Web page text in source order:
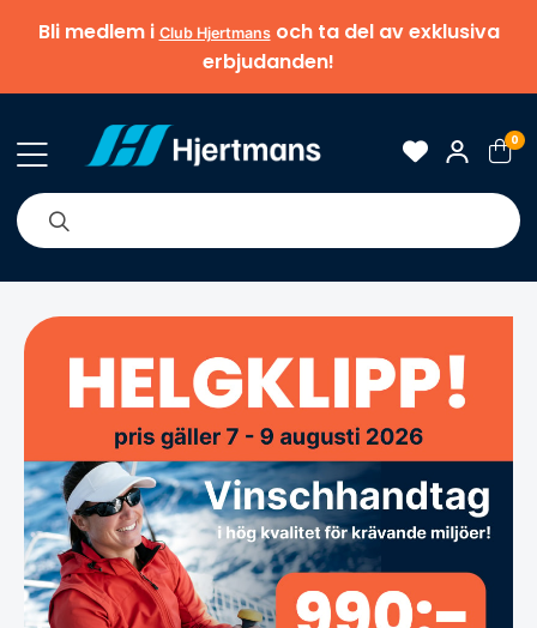
Bli medlem i Club Hjertmansoch ta del av exklusiva
erbjudanden!
0
Nyheter Om oss Varumärken Tips & guider